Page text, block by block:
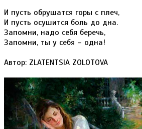
И пусть обрушатся горы с плеч,
И пусть осушится боль до дна.
Запомни, надо себя беречь,
Запомни, ты у себя – одна!
Автор: ZLATENTSIA ZOLOTOVA